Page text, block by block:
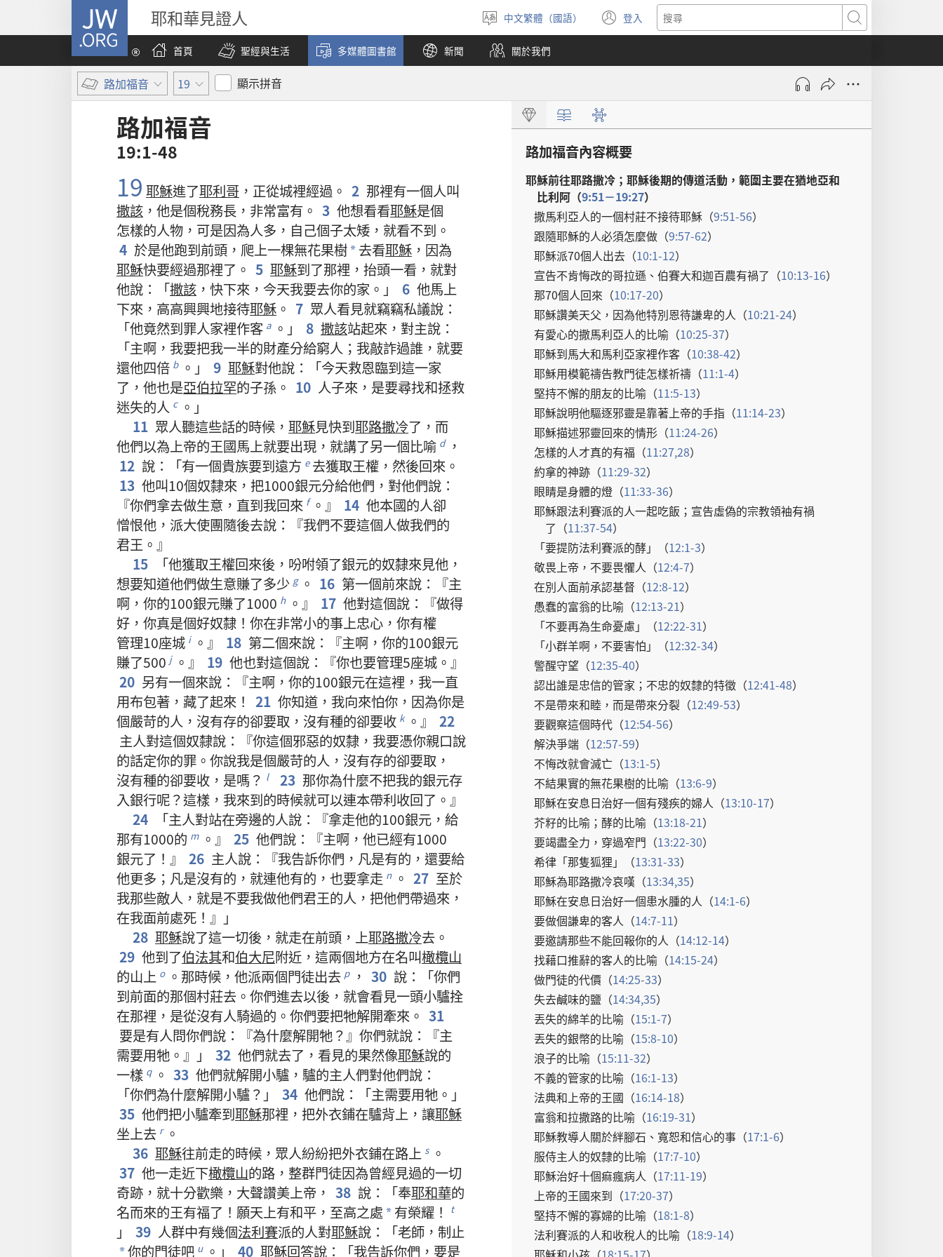
JW.ORG 耶和華見證人
選
擇
語
言
中文繁體（國語） 登入
（開
啟
視
搜
尋
首頁
聖經與生活 多媒體圖書館 新聞 關於我們
路加福音 19 顯示拼音
路加福音
19:1-48
19 耶穌進了耶利哥 ， 正從城裡經過 。 2 那裡有一個人叫
撒該 ， 他是個稅務長 ， 非常富有 。 3 他想看看耶穌是個
怎樣的人物 ， 可是因為人多 ， 自己個子太矮 ， 就看不到 。
4 於是他跑到前頭 ， 爬上一棵無花果樹* 去看耶穌 ， 因為
耶穌快要經過那裡了 。 5 耶穌到了那裡 ， 抬頭一看 ， 就對
他說 ：「撒該 ， 快下來 ， 今天我要去你的家 。」 6 他馬上
下來 ， 高高興興地接待耶穌 。 7 眾人看見就竊竊私議說 ：
「他竟然到罪人家裡作客 a 。」 8 撒該站起來 ， 對主說 ：
「主啊 ， 我要把我一半的財產分給窮人 ； 我敲詐過誰 ， 就要
還他四倍 b 。」 9 耶穌對他說 ：「今天救恩臨到這一家
了 ， 他也是亞伯拉罕的子孫 。 10 人子來 ， 是要尋找和拯救
迷失的人 c 。」
11 眾人聽這些話的時候 ， 耶穌見快到耶路撒冷了 ， 而
他們以為上帝的王國馬上就要出現 ， 就講了另一個比喻 d ，
12 說 ：「有一個貴族要到遠方 e 去獲取王權 ， 然後回來 。
13 他叫10個奴隸來 ， 把1000銀元分給他們 ， 對他們說 ：
『你們拿去做生意 ， 直到我回來 f 。』 14 他本國的人卻
憎恨他 ， 派大使團隨後去說 ：『我們不要這個人做我們的
君王 。』
15
「他獲取王權回來後 ， 吩咐領了銀元的奴隸來見他 ，
想要知道他們做生意賺了多少 g 。 16 第一個前來說 ：『主
啊 ， 你的100銀元賺了1000 h 。』 17 他對這個說 ：『做得
好 ， 你真是個好奴隸 ！ 你在非常小的事上忠心 ， 你有權
管理10座城 i 。』 18 第二個來說 ：『主啊 ， 你的100銀元
賺了500 j 。』 19 他也對這個說 ：『你也要管理5座城 。』
20 另有一個來說 ：『主啊 ， 你的100銀元在這裡 ， 我一直
用布包著 ， 藏了起來 ！ 21 你知道 ， 我向來怕你 ， 因為你是
個嚴苛的人 ， 沒有存的卻要取 ， 沒有種的卻要收 k 。』
22
主人對這個奴隸說 ：『你這個邪惡的奴隸 ， 我要憑你親口說
的話定你的罪 。 你說我是個嚴苛的人 ， 沒有存的卻要取 ，
沒有種的卻要收 ， 是嗎 ？ l 23 那你為什麼不把我的銀元存
入銀行呢？這樣 ， 我來到的時候就可以連本帶利收回了 。』
24
「主人對站在旁邊的人說 ：『拿走他的100銀元 ， 給
那有1000的 m 。』 25 他們說 ：『主啊 ， 他已經有1000
銀元了 ！』 26 主人說 ：『我告訴你們 ， 凡是有的 ， 還要給
他更多 ； 凡是沒有的 ， 就連他有的 ， 也要拿走 n 。 27 至於
我那些敵人 ， 就是不要我做他們君王的人 ， 把他們帶過來 ，
在我面前處死 ！』」
28 耶穌說了這一切後 ， 就走在前頭 ， 上耶路撒冷去 。
29 他到了伯法其和伯大尼附近 ， 這兩個地方在名叫橄欖山
的山上 o 。 那時候 ， 他派兩個門徒出去 p ， 30 說 ：「你們
到前面的那個村莊去 。 你們進去以後 ， 就會看見一頭小驢拴
在那裡 ， 是從沒有人騎過的 。 你們要把牠解開牽來 。 31
要是有人問你們說 ：『為什麼解開牠？』 你們就說 ：『主
需要用牠 。』」 32 他們就去了 ， 看見的果然像耶穌說的
一樣 q 。 33 他們就解開小驢 ， 驢的主人們對他們說 ：
「你們為什麼解開小驢？」 34 他們說 ：「主需要用牠 。」
35 他們把小驢牽到耶穌那裡 ， 把外衣鋪在驢背上 ， 讓耶穌
坐上去 r 。
36 耶穌往前走的時候 ， 眾人紛紛把外衣鋪在路上 s 。
37 他一走近下橄欖山的路 ， 整群門徒因為曾經見過的一切
奇跡 ， 就十分歡樂 ， 大聲讚美上帝 ， 38 說 ：「奉耶和華的
名而來的王有福了 ！ 願天上有和平 ， 至高之處 * 有榮耀 ！ t
」 39 人群中有幾個法利賽派的人對耶穌說 ：「老師 ， 制止
*你的門徒吧 u 。」 40 耶穌回答說 ：「我告訴你們 ， 要是
路加福音內容概要
耶穌前往耶路撒冷 ； 耶穌後期的傳道活動 ， 範圍主要在猶地亞和
比利阿 （9:51－19:27）
撒馬利亞人的一個村莊不接待耶穌 （9:51-56）
跟隨耶穌的人必須怎麼做 （9:57-62）
耶穌派70個人出去 （10:1-12）
宣告不肯悔改的哥拉遜 、 伯賽大和迦百農有禍了 （10:13-16）
那70個人回來 （10:17-20）
耶穌讚美天父 ， 因為他特別恩待謙卑的人 （10:21-24）
有愛心的撒馬利亞人的比喻 （10:25-37）
耶穌到馬大和馬利亞家裡作客 （10:38-42）
耶穌用模範禱告教門徒怎樣祈禱 （11:1-4）
堅持不懈的朋友的比喻 （11:5-13）
耶穌說明他驅逐邪靈是靠著上帝的手指 （11:14-23）
耶穌描述邪靈回來的情形 （11:24-26）
怎樣的人才真的有福 （11:27,28）
約拿的神跡 （11:29-32）
眼睛是身體的燈 （11:33-36）
耶穌跟法利賽派的人一起吃飯 ； 宣告虛偽的宗教領袖有禍
了 （11:37-54）
「要提防法利賽派的酵」（12:1-3）
敬畏上帝 ， 不要畏懼人 （12:4-7）
在別人面前承認基督 （12:8-12）
愚蠢的富翁的比喻 （12:13-21）
「不要再為生命憂慮 」（12:22-31）
「小群羊啊 ， 不要害怕 」（12:32-34）
警醒守望 （12:35-40）
認出誰是忠信的管家 ； 不忠的奴隸的特徵 （12:41-48）
不是帶來和睦 ， 而是帶來分裂 （12:49-53）
要觀察這個時代 （12:54-56）
解決爭端 （12:57-59）
不悔改就會滅亡 （13:1-5）
不結果實的無花果樹的比喻 （13:6-9）
耶穌在安息日治好一個有殘疾的婦人 （13:10-17）
芥籽的比喻 ； 酵的比喻 （13:18-21）
要竭盡全力 ， 穿過窄門 （13:22-30）
希律 「那隻狐狸 」（13:31-33）
耶穌為耶路撒冷哀嘆 （13:34,35）
耶穌在安息日治好一個患水腫的人 （14:1-6）
要做個謙卑的客人 （14:7-11）
要邀請那些不能回報你的人 （14:12-14）
找藉口推辭的客人的比喻 （14:15-24）
做門徒的代價 （14:25-33）
失去鹹味的鹽 （14:34,35）
丟失的綿羊的比喻 （15:1-7）
丟失的銀幣的比喻 （15:8-10）
浪子的比喻 （15:11-32）
不義的管家的比喻 （16:1-13）
法典和上帝的王國 （16:14-18）
富翁和拉撒路的比喻 （16:19-31）
耶穌教導人關於絆腳石 、 寬恕和信心的事 （17:1-6）
服侍主人的奴隸的比喻 （17:7-10）
耶穌治好十個痲瘋病人 （17:11-19）
上帝的王國來到 （17:20-37）
堅持不懈的寡婦的比喻 （18:1-8）
法利賽派的人和收稅人的比喻 （18:9-14）